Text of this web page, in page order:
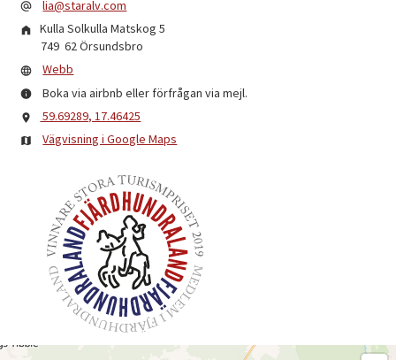
lia@staralv.com
Kulla Solkulla Matskog 5
749 62Örsundsbro
Webb
Boka via airbnb eller förfrågan via mejl.
59.69289, 17.46425
Vägvisning i Google Maps